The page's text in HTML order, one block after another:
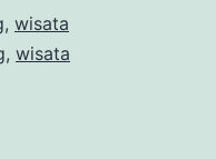
, wisata
, wisata